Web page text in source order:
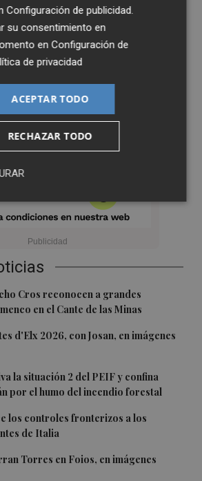
Cros reconocen a grandes
en el Cante de las Minas
d'Elx 2026, con Josan, en imágenes
la situación 2 del PEIF y confina
por el humo del incendio forestal
los controles fronterizos a los
de Italia
Torres en Foios, en imágenes
Configuración de publicidad
su consentimiento en
enConfiguración de
de privacidad
ACEPTAR TODO
RECHAZAR TODO